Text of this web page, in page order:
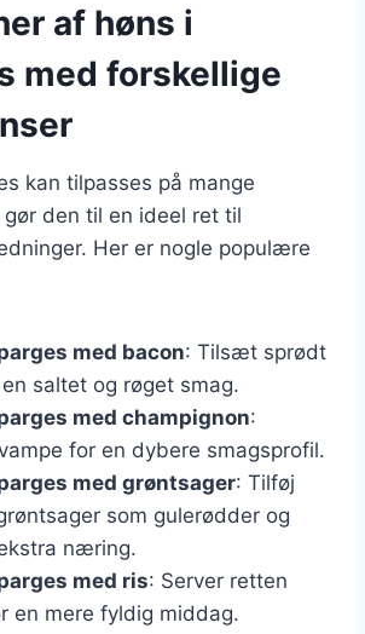
af høns i
med forskellige
kan tilpasses på mange
den til en ideel ret til
Her er nogle populære
med bacon: Tilsæt sprødt
saltet og røget smag.
med champignon:
for en dybere smagsprofil.
med grøntsager: Tilføj
som gulerødder og
næring.
med ris: Server retten
en mere fyldig middag.